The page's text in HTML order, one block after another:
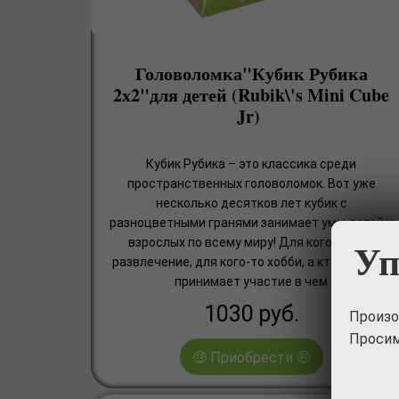
Головоломка"Кубик Рубика
2х2"для детей (Rubik\'s Mini Cube
Jr)
Кубик Рубика – это классика среди
пространственных головоломок. Вот уже
несколько десятков лет кубик с
разноцветными гранями занимает умы детей и
взрослых по всему миру! Для кого-то это
развлечение, для кого-то хобби, а кто-то даже
принимает участие в чем
1030 руб.
🤑 Приобрести 🤑